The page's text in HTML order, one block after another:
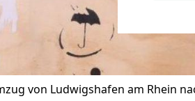
von Ludwigshafen am Rhein